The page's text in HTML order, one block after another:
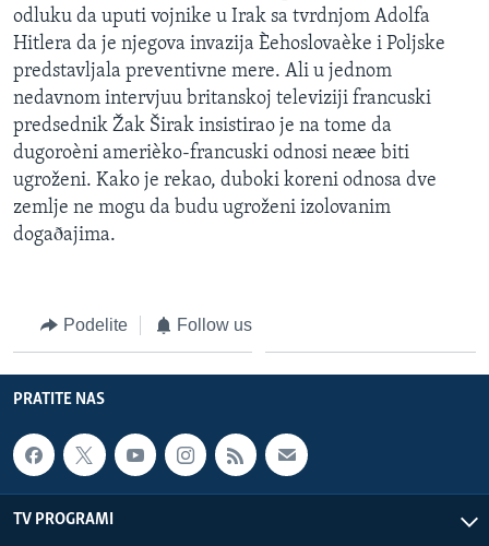
odluku da uputi vojnike u Irak sa tvrdnjom Adolfa
Hitlera da je njegova invazija Èehoslovaèke i Poljske
predstavljala preventivne mere. Ali u jednom
nedavnom intervjuu britanskoj televiziji francuski
predsednik Žak Širak insistirao je na tome da
dugoroèni amerièko-francuski odnosi neæe biti
ugroženi. Kako je rekao, duboki koreni odnosa dve
zemlje ne mogu da budu ugroženi izolovanim
dogaðajima.
Podelite Follow us
PRATITE NAS
TV PROGRAMI